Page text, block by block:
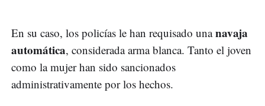
En su caso, los policías le han requisado unanavaja
automática, considerada arma blanca. Tanto el joven
como la mujer han sido sancionados
administrativamente por los hechos.